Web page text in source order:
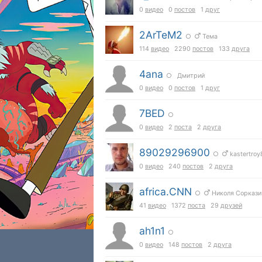
0 видео 0 постов 1 друг
2ArTeM2 ○
Тема
114 видео 2290 постов 133 друга
4ana ○ Дмитрий
0 видео 0 постов 1 друг
7BED ○
0 видео 2 поста 2 друга
89029296900 ○
0 видео 240 постов 2 друга
africa.CNN ○
Николя Соркази
41 видео 1372 поста 29 друзей
ah1n1
○
0 видео 148 постов 2 друга